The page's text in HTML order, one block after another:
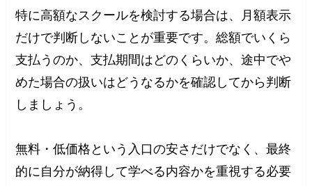
特に高額なスクールを検討する場合は、月額表示
だけで判断しないことが重要です。総額でいくら
支払うのか、支払期間はどのくらいか、途中でや
めた場合の扱いはどうなるかを確認してから判断
しましょう。
無料・低価格という入口の安さだけでなく、最終
的に自分が納得して学べる内容かを重視する必要